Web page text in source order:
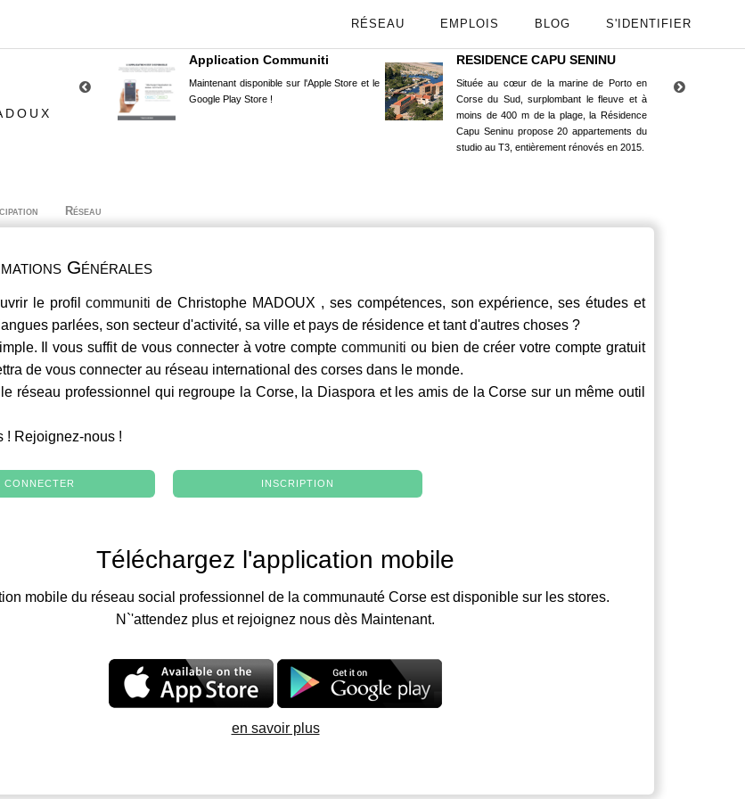
RÉSEAU EMPLOIS BLOG S'IDENTIFIER
Application Communiti
Maintenant disponible sur l'Apple Store et le
Google Play Store !
RESIDENCE CAPU SENINU
Située au cœur de la marine de Porto en
Corse du Sud, surplombant le fleuve et à
moins de 400 m de la plage, la Résidence
Capu Seninu propose 20 appartements du
studio au T3, entièrement rénovés en 2015.
Réseau
Générales
le profilcommuniti de Christophe MADOUX , ses compétences, son expérience, ses études et
parlées, son secteur d'activité, sa ville et pays de résidence et tant d'autres choses ?
Il vous suffit de vous connecter à votre comptecommuniti ou bien de créer votre compte gratuit
de vous connecter au réseau international des corses dans le monde.
réseau professionnel qui regroupe la Corse, la Diaspora et les amis de la Corse sur un même outil
! Rejoignez-nous !
CONNECTER INSCRIPTION
Téléchargez l'application mobile
mobile du réseau social professionnel de la communauté Corse est disponible sur les stores.
N`'attendez plus et rejoignez nous dès Maintenant.
en savoir plus